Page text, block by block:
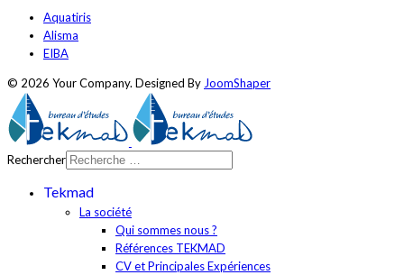
Aquatiris
Alisma
EIBA
© 2026 Your Company. Designed ByJoomShaper
Rechercher
Tekmad
La société
Qui sommes nous ?
Références TEKMAD
CV et Principales Expériences